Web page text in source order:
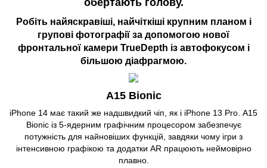
обертають голову.
Робіть найяскравіші, найчіткіші крупним планом і
групові фотографії за допомогою нової
фронтальної камери TrueDepth із автофокусом і
більшою діафрагмою.
A15 Bionic
iPhone 14 має такий же надшвидкий чіп, як і iPhone 13 Pro. A15
Bionic із 5-ядерним графічним процесором забезпечує
потужність для найновіших функцій, завдяки чому ігри з
інтенсивною графікою та додатки AR працюють неймовірно
плавно.